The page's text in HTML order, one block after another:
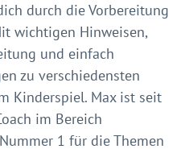
durch die Vorbereitung
wichtigen Hinweisen,
und einfach
zu verschiedensten
Kinderspiel. Max ist seit
im Bereich
1 für die Themen